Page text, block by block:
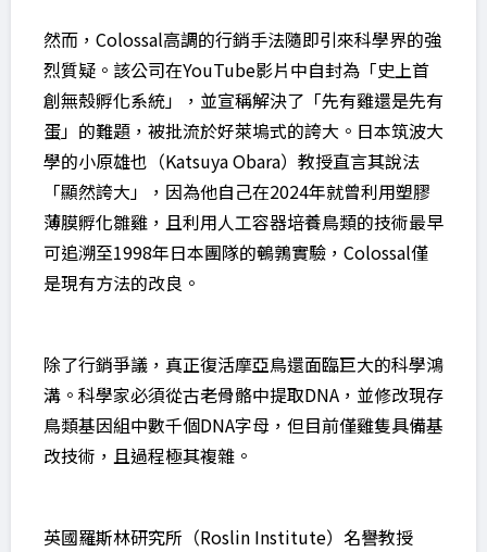
然而，Colossal高調的行銷手法隨即引來科學界的強
烈質疑。該公司在YouTube影片中自封為「史上首
創無殼孵化系統」，並宣稱解決了「先有雞還是先有
蛋」的難題，被批流於好萊塢式的誇大。日本筑波大
學的小原雄也（Katsuya Obara）教授直言其說法
「顯然誇大」，因為他自己在2024年就曾利用塑膠
薄膜孵化雛雞，且利用人工容器培養鳥類的技術最早
可追溯至1998年日本團隊的鵪鶉實驗，Colossal僅
是現有方法的改良。
除了行銷爭議，真正復活摩亞鳥還面臨巨大的科學鴻
溝。科學家必須從古老骨骼中提取DNA，並修改現存
鳥類基因組中數千個DNA字母，但目前僅雞隻具備基
改技術，且過程極其複雜。
英國羅斯林研究所（Roslin Institute）名譽教授